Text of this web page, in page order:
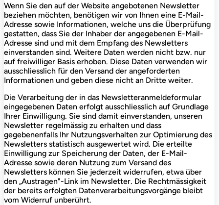
Wenn Sie den auf der Website angebotenen Newsletter
beziehen möchten, benötigen wir von Ihnen eine E-Mail-
Adresse sowie Informationen, welche uns die Überprüfung
gestatten, dass Sie der Inhaber der angegebenen E-Mail-
Adresse sind und mit dem Empfang des Newsletters
einverstanden sind. Weitere Daten werden nicht bzw. nur
auf freiwilliger Basis erhoben. Diese Daten verwenden wir
ausschliesslich für den Versand der angeforderten
Informationen und geben diese nicht an Dritte weiter.
Die Verarbeitung der in das Newsletteranmeldeformular
eingegebenen Daten erfolgt ausschliesslich auf Grundlage
Ihrer Einwilligung. Sie sind damit einverstanden, unseren
Newsletter regelmässig zu erhalten und dass
gegebenenfalls Ihr Nutzungsverhalten zur Optimierung des
Newsletters statistisch ausgewertet wird. Die erteilte
Einwilligung zur Speicherung der Daten, der E-Mail-
Adresse sowie deren Nutzung zum Versand des
Newsletters können Sie jederzeit widerrufen, etwa über
den „Austragen"-Link im Newsletter. Die Rechtmässigkeit
der bereits erfolgten Datenverarbeitungsvorgänge bleibt
vom Widerruf unberührt.